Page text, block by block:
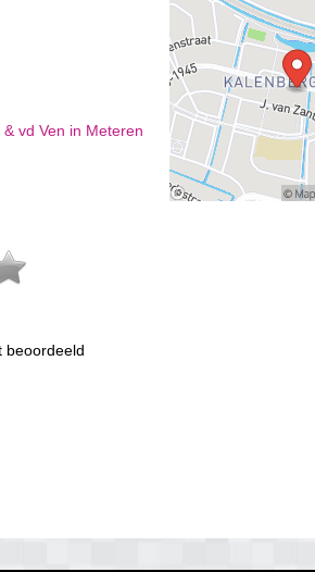
vd Ven in Meteren
beoordeeld